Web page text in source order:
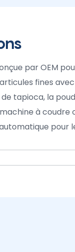
par OEM
fines
tapioca, la
à
pour